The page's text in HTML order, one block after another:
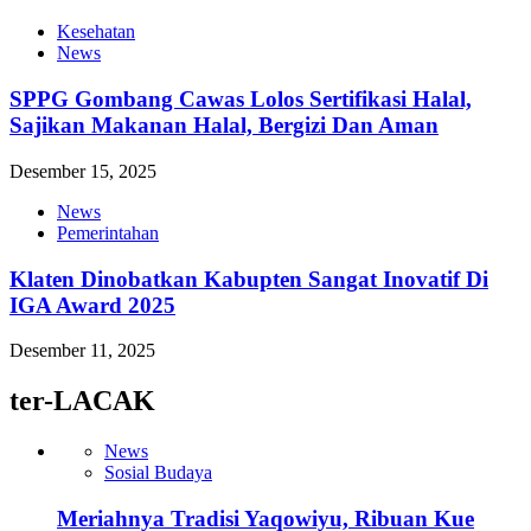
Kesehatan
News
SPPG Gombang Cawas Lolos Sertifikasi Halal,
Sajikan Makanan Halal, Bergizi Dan Aman
Desember 15, 2025
News
Pemerintahan
Klaten Dinobatkan Kabupten Sangat Inovatif Di
IGA Award 2025
Desember 11, 2025
ter-LACAK
News
Sosial Budaya
Meriahnya Tradisi Yaqowiyu, Ribuan Kue